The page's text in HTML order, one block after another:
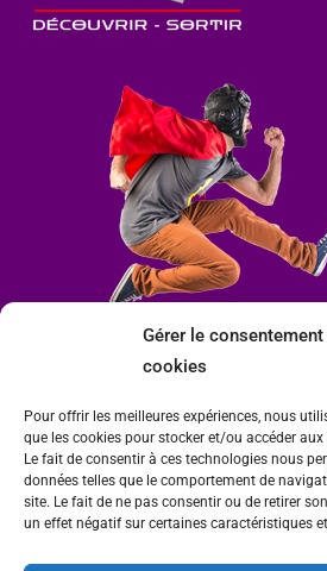
Gérer le consentement
cookies
Pour offrir les meilleures expériences, nous
que les cookies pour stocker et/ou accéder
Le fait de consentir à ces technologies nous
données telles que le comportement de
site. Le fait de ne pas consentir ou de retirer
un effet négatif sur certaines caractéristiques